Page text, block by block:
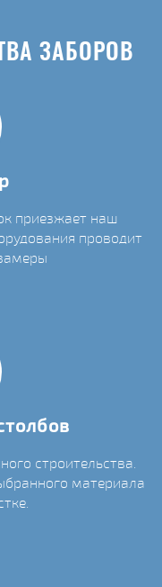
ЗАБОРОВ
приезжает наш
проводит
строительства.
материала